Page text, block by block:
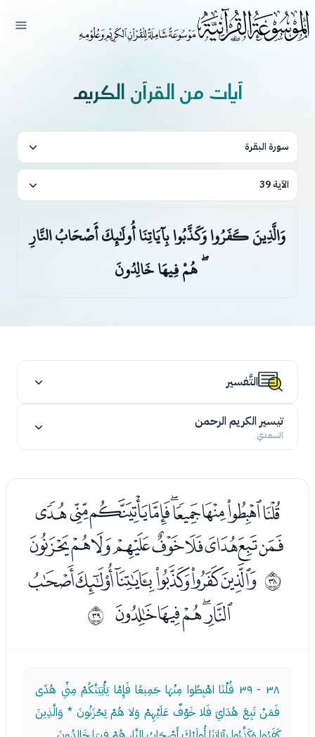
فتح
آيات من القرآن الكريم
سورة البقرة
الآية 39
وَالَّذِينَ كَفَرُوا وَكَذَّبُوا بِآيَاتِنَا أُولَٰئِكَ أَصْحَابُ النَّارِ
ۖ هُمْ فِيهَا خَالِدُونَ
التَّفسير
تيسير الكريم الرحمن
السعدي
ﭑﭒﭓﭔﭕﭖﭗﭘﭙ
ﭚﭛﭜﭝﭞﭟﭠﭡﭢ
ﰥ ﭤﭥﭦﭧﭨﭩ
ﭪﭫﭬﭭﭮ ﰦ
٣٨ - ٣٩
قُلْنَا اهْبِطُوا مِنْهَا جَمِيعًا فَإِمَّا يَأْتِيَنَّكُمْ مِنِّي هُدًى
فَمَنْ تَبِعَ هُدَايَ فَلا خَوْفٌ عَلَيْهِمْ وَلا هُمْ يَحْزَنُونَ * وَالَّذِينَ